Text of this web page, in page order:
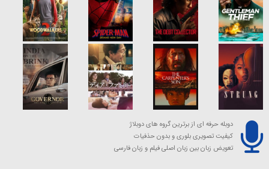
دوبله حرفه ای از برترین گروه های دوبلاژ
کیفیت تصویری بلوری و بدون حذفیات
تعویض زبان بین زبان اصلی فیلم و زبان فارسی